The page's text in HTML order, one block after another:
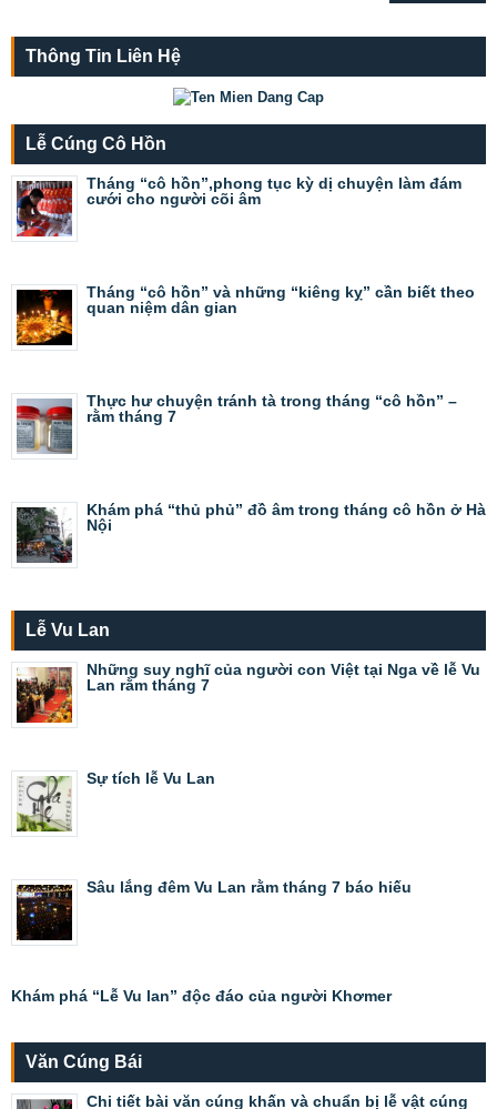
Thông Tin Liên Hệ
Lễ Cúng Cô Hồn
Tháng “cô hồn”,phong tục kỳ dị chuyện làm đám
cưới cho người cõi âm
Tháng “cô hồn” và những “kiêng kỵ” cần biết theo
quan niệm dân gian
Thực hư chuyện tránh tà trong tháng “cô hồn” –
rằm tháng 7
Khám phá “thủ phủ” đồ âm trong tháng cô hồn ở Hà
Nội
Lễ Vu Lan
Những suy nghĩ của người con Việt tại Nga về lễ Vu
Lan rằm tháng 7
Sự tích lễ Vu Lan
Sâu lắng đêm Vu Lan rằm tháng 7 báo hiếu
Khám phá “Lễ Vu lan” độc đáo của người Khơmer
Văn Cúng Bái
Chi tiết bài văn cúng khấn và chuẩn bị lễ vật cúng